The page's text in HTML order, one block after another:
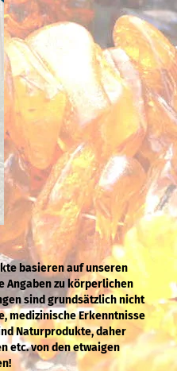
basieren auf unseren
Angaben zu körperlichen
sind grundsätzlich nicht
medizinische Erkenntnisse
Naturprodukte, daher
etc. von den etwaigen